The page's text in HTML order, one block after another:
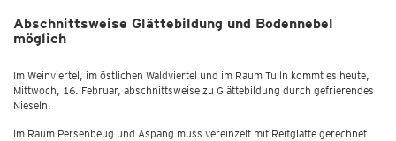
Abschnittsweise Glättebildung und Bodennebel
möglich
Im Weinviertel, im östlichen Waldviertel und im Raum Tulln kommt es heute,
Mittwoch, 16. Februar, abschnittsweise zu Glättebildung durch gefrierendes
Nieseln.
Im Raum Persenbeug und Aspang muss vereinzelt mit Reifglätte gerechnet